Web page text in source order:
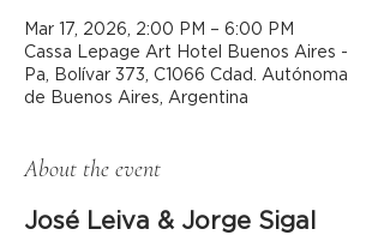
Mar 17, 2026, 2:00 PM – 6:00 PM
Cassa Lepage Art Hotel Buenos Aires -
Pa, Bolívar 373, C1066 Cdad. Autónoma
de Buenos Aires, Argentina
About the event
José Leiva & Jorge Sigal